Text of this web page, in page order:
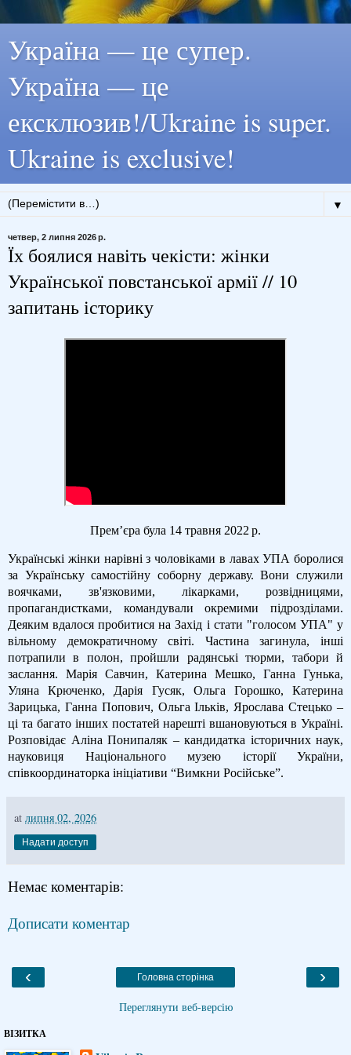
Україна — це супер.
Україна — це
ексклюзив!/Ukraine is super.
Ukraine is exclusive!
▼
четвер, 2 липня 2026 р.
Їх боялися навіть чекісти: жінки
Української повстанської армії // 10
запитань історику
Прем’єра була 14 травня 2022 р.
Українські жінки нарівні з чоловіками в лавах УПА боролися
за Українську самостійну соборну державу. Вони служили
воячками, зв'язковими, лікарками, розвідницями,
пропагандистками, командували окремими підрозділами.
Деяким вдалося пробитися на Захід і стати "голосом УПА" у
вільному демократичному світі. Частина загинула, інші
потрапили в полон, пройшли радянські тюрми, табори й
заслання. Марія Савчин, Катерина Мешко, Ганна Гунька,
Уляна Крюченко, Дарія Гусяк, Ольга Горошко, Катерина
Зарицька, Ганна Попович, Ольга Ільків, Ярослава Стецько –
ці та багато інших постатей нарешті вшановуються в Україні.
Розповідає Аліна Понипаляк – кандидатка історичних наук,
науковиця Національного музею історії України,
співкоординаторка ініціативи “Вимкни Російське”.
at липня 02, 2026
Надати доступ
Немає коментарів:
Дописати коментар
‹ ›
Головна сторінка
Переглянути веб-версію
ВІЗИТКА